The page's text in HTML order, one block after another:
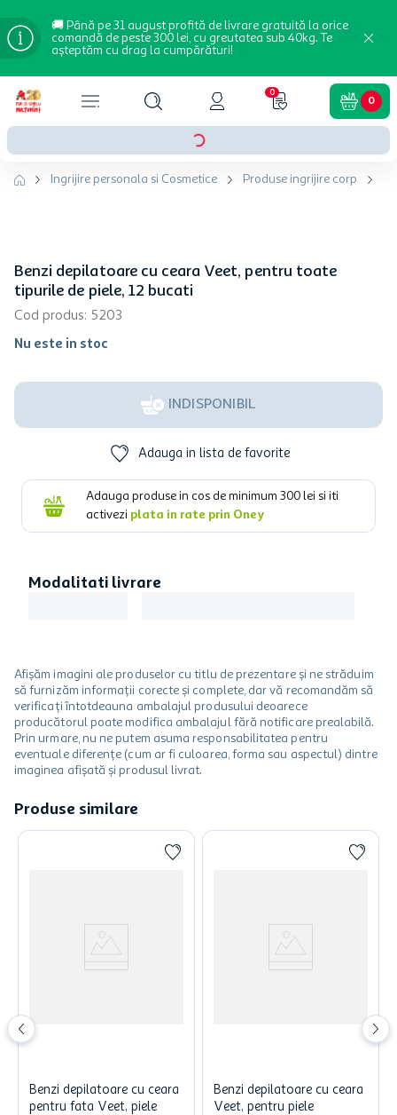
🚚 Până pe 31 august profită de livrare gratuită la orice
comandă de peste 300 lei, cu greutatea sub 40kg. Te
așteptăm cu drag la cumpărături!
0
0
Ingrijire personala si Cosmetice Produse ingrijire corp
Benzi depilatoare cu ceara Veet, pentru toate
tipurile de piele, 12 bucati
Cod produs: 5203
Nu este in stoc
INDISPONIBIL
Adauga in lista de favorite
Adauga produse in cos de minimum 300 lei si iti
activezi plata in rate prin Oney
Modalitati livrare
Afișăm imagini ale produselor cu titlu de prezentare și ne străduim
să furnizăm informații corecte și complete, dar vă recomandăm să
verificați întotdeauna ambalajul produsului deoarece
producătorul poate modifica ambalajul fără notificare prealabilă.
Prin urmare, nu ne putem asuma responsabilitatea pentru
eventuale diferențe (cum ar fi culoarea, forma sau aspectul) dintre
imaginea afișată și produsul livrat.
Produse similare
Benzi depilatoare cu ceara
pentru fata Veet, piele
Benzi depilatoare cu ceara
Veet, pentru piele